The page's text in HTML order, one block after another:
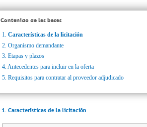
Contenido de las bases
1. Características de la licitación
2. Organismo demandante
3. Etapas y plazos
4. Antecedentes para incluir en la oferta
5. Requisitos para contratar al proveedor adjudicado
1. Características de la licitación